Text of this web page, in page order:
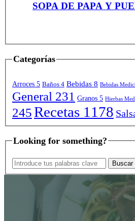
SOPA DE PAPA Y
Categorías
Arroces 5 Baños 4 Bebidas 8 Bebidas
General 231 Granos 5 Hierbas
245Recetas 1178
Looking for something?